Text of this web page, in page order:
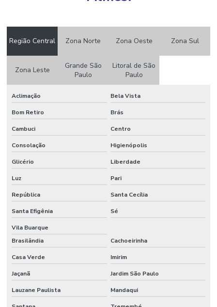
Customização De Aparas Plásticas
Distribuição De Grãos De Plástico
Embalagens A Prova De Umidade Para Eletrônicos
Embalagens Anti Umidade Para Alimentos
Embalagens Coloridas Personalizadas
Embalagens Com Alta Resistência Em Cristal
Embalagens Com Barreira A Umidade
Embalagens Com Barreira A Umidade E Gases
Embalagens De Canela Para Produtos
Embalagens De Filme Plástico
Embalagens Em Cristal Para Produtos Alimentícios
Embalagens Em Materiais Reciclados Para Indústria
Embalagens Em Material Reciclado
Embalagens Em Material Virgem
Região Central Zona Norte Zona Oeste Zona Sul
Zona Leste
Grande São
Paulo
Litoral de São
Paulo
Aclimação Bela Vista
Bom Retiro Brás
Cambuci Centro
Consolação Higienópolis
Glicério Liberdade
Luz Pari
República Santa Cecília
Santa Efigênia Sé
Vila Buarque
Brasilândia
Cachoeirinha
Casa Verde Imirim
Jaçanã Jardim São Paulo
Lauzane Paulista Mandaqui